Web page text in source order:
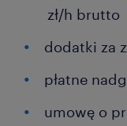
zł/h brutto
dodatki za
płatne
umowę o